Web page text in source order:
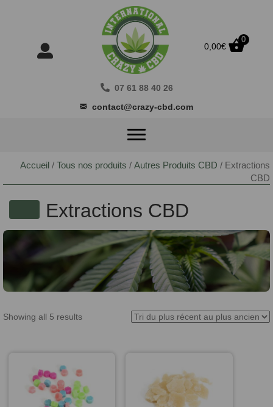
0,00€
0
07 61 88 40 26
contact@crazy-cbd.com
Accueil / Tous nos produits / Autres Produits CBD / Extractions
CBD
Extractions CBD
Showing all 5 results